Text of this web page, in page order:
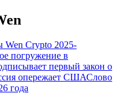
Wen Crypto 2025-
погружение в
первый закон о
опережает СШАСлово
года